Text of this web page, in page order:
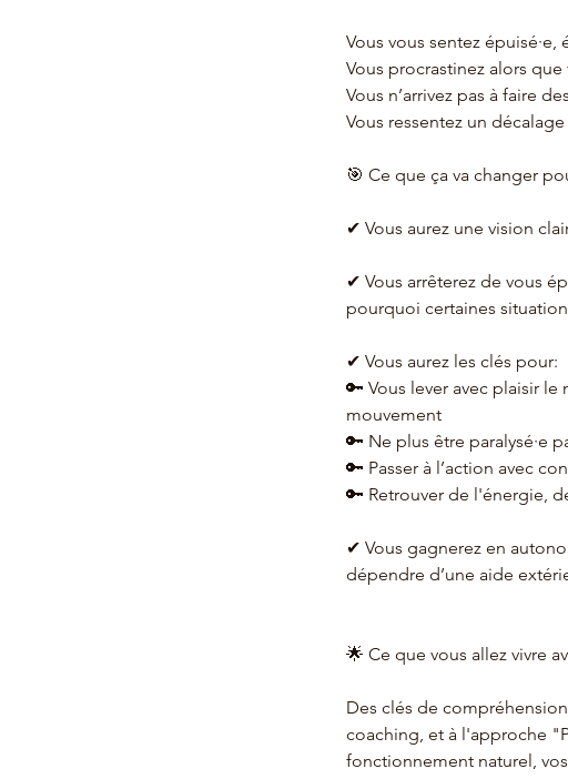
Vous vous sentez
Vous procrastinez alors
Vous n’arrivez pas à faire
Vous ressentez un
🎯 Ce que ça va changer
✔ Vous aurez une vision
✔ Vous arrêterez de vous
pourquoi certaines
✔ Vous aurez les clés pour:
🔑 Vous lever avec plaisir
mouvement
🔑 Ne plus être paralysé·e
🔑 Passer à l’action avec
🔑 Retrouver de l'énergie,
✔ Vous gagnerez en
dépendre d’une aide
🌟 Ce que vous allez vivre
Des clés de
coaching, et à l'approche
fonctionnement naturel,